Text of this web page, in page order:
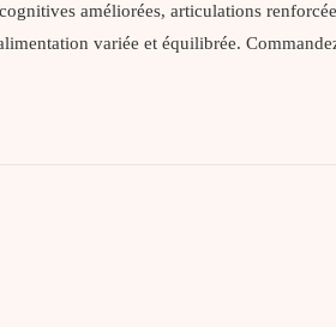
améliorées, articulations
variée et équilibrée.